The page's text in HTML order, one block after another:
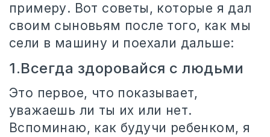
примеру. Вот советы, которые я дал
своим сыновьям после того, как мы
сели в машину и поехали дальше:
1.Вcегда здоровайся с людьми
Это первое, что показывает,
уважаешь ли ты их или нет.
Вспоминаю, как будучи ребенком, я